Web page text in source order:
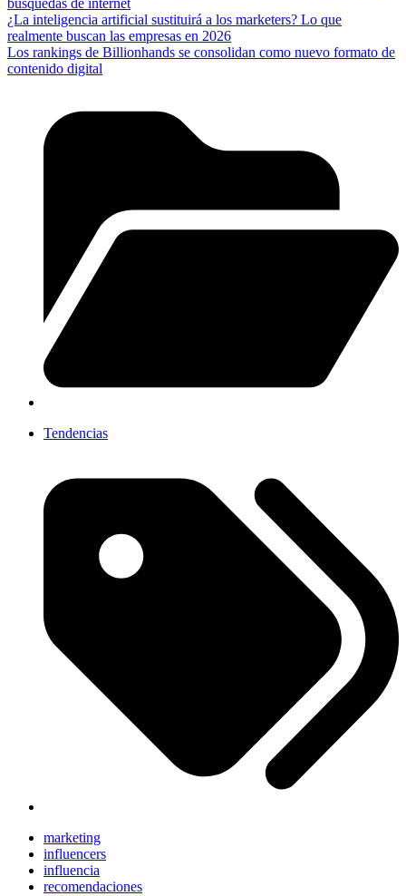
¿La inteligencia artificial sustituirá a los marketers? Lo que
realmente buscan las empresas en 2026
Los rankings de Billionhands se consolidan como nuevo formato de
contenido digital
Tendencias
marketing
influencers
influencia
recomendaciones